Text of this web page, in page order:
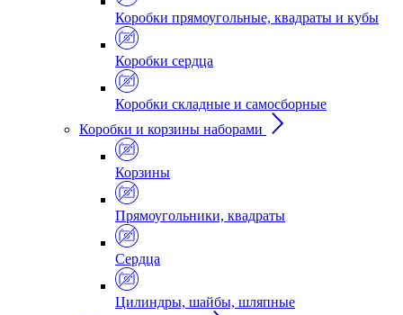
Коробки прямоугольные, квадраты и кубы
Коробки сердца
Коробки складные и самосборные
Коробки и корзины наборами
Корзины
Прямоугольники, квадраты
Сердца
Цилиндры, шайбы, шляпные